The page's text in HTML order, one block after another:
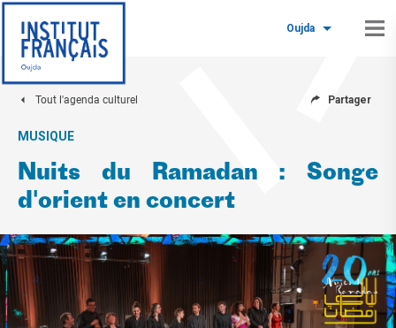
Oujda
Tout l'agenda culturel Partager
MUSIQUE
Nuits du Ramadan : Songe
d'orient en concert